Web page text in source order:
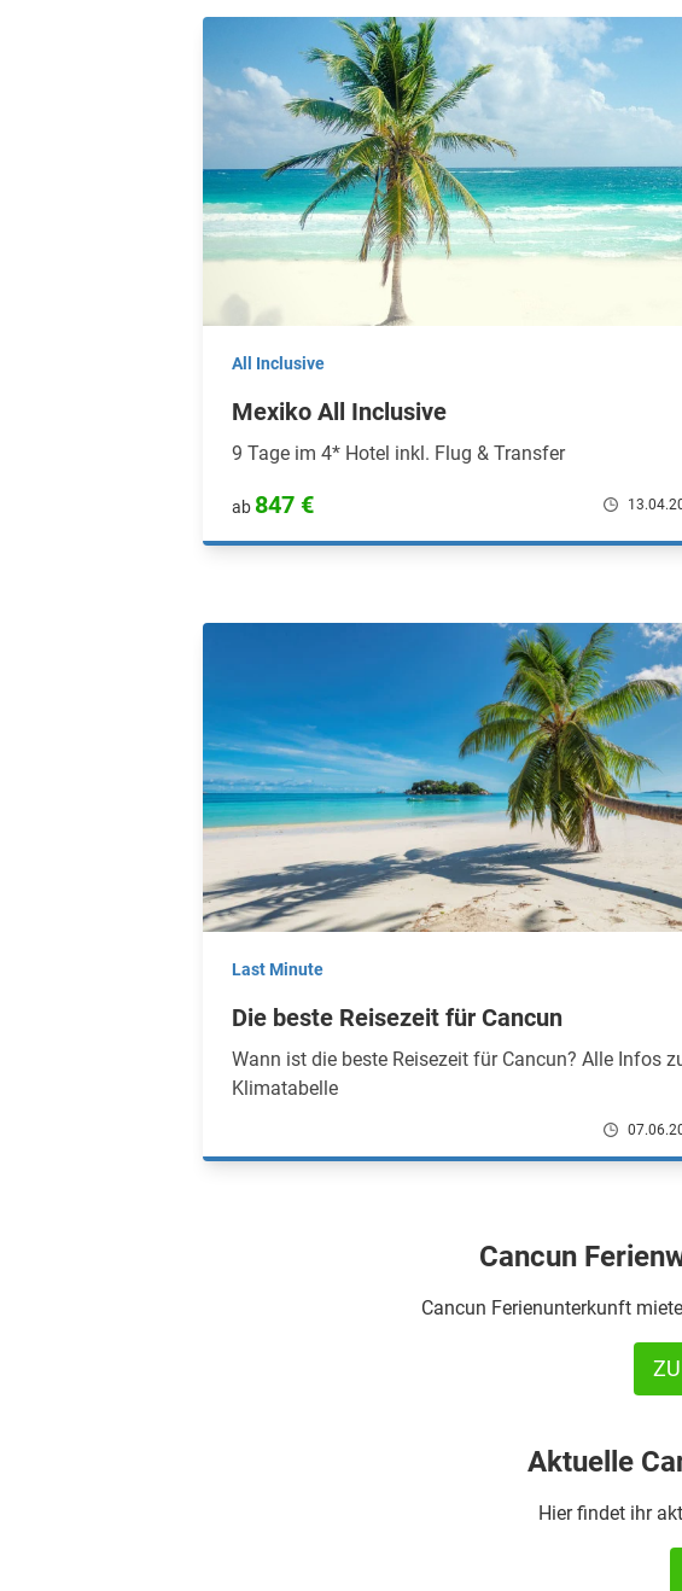
All Inclusive
Mexiko All Inclusive
9 Tage im 4* Hotel inkl. Flug & Transfer
ab 847 €
Last Minute
Die beste Reisezeit für Cancun
Wann ist die beste Reisezeit für Cancun? Alle Infos
Klimatabelle
Cancun
Cancun Ferienunterkunft
Aktuelle
Hier findet ihr